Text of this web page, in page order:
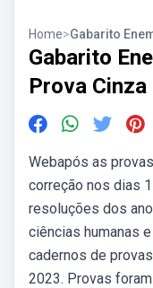
Home>Gabarito
Gabarito
Prova Cinza
Webapós as
correção nos dias
resoluções dos
ciências humanas
cadernos de
2023. Provas